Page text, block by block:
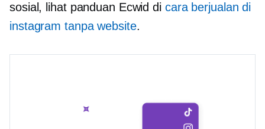
sosial, lihat panduan Ecwid di cara berjualan di
instagram tanpa website.